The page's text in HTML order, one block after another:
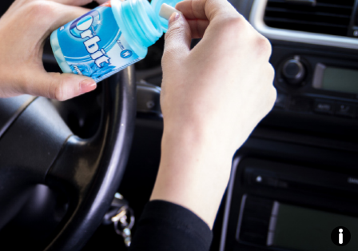
Zdroj:
správného poutání
autosedačky
stručně o autosedačkách
Zabavte děti na cestách
překvapivé rady pro